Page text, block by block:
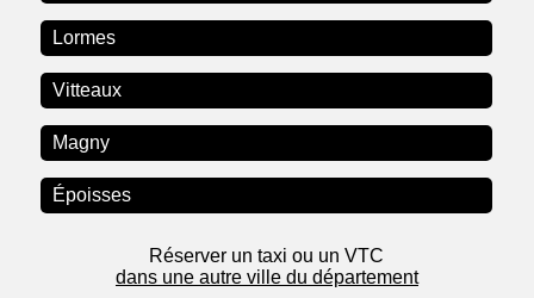
Lormes
Vitteaux
Magny
Époisses
Réserver un taxi ou un VTC
dans une autre ville du département